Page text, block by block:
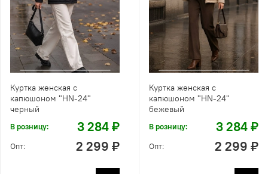
Куртка женская с
капюшоном "HN-24"
черный
В розницу: 3 284 ₽
Опт: 2 299 ₽
Куртка женская с
капюшоном "HN-24"
бежевый
В розницу: 3 284 ₽
Опт: 2 299 ₽